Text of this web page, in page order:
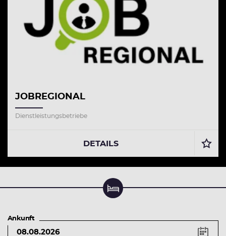
JOBREGIONAL
Dienstleistungsbetriebe
DETAILS
Pfeiltaste
Ankunft